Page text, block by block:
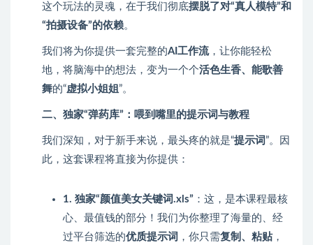
这个玩法的灵魂，在于我们彻底摆脱了对“真人模特”和
“拍摄设备”的依赖。
我们将为你提供一套完整的AI工作流，让你能轻松
地，将脑海中的想法，变为一个个活色生香、能歌善
舞的“虚拟小姐姐 ”。
二、独家“弹药库”：喂到嘴里的提示词与教程
我们深知，对于新手来说，最头疼的就是“提示词 ”。因
此，这套课程将直接为你提供：
1. 独家“颜值美女关键词.xls” ：这，是本课程最核
心、最值钱的部分！我们为你整理了海量的、经
过平台筛选的优质提示词 ，你只需复制、粘贴，